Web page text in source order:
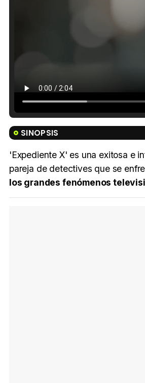
SINOPSIS
'Expediente X' es una exitosa e
pareja de detectives que se
los grandes fenómenos